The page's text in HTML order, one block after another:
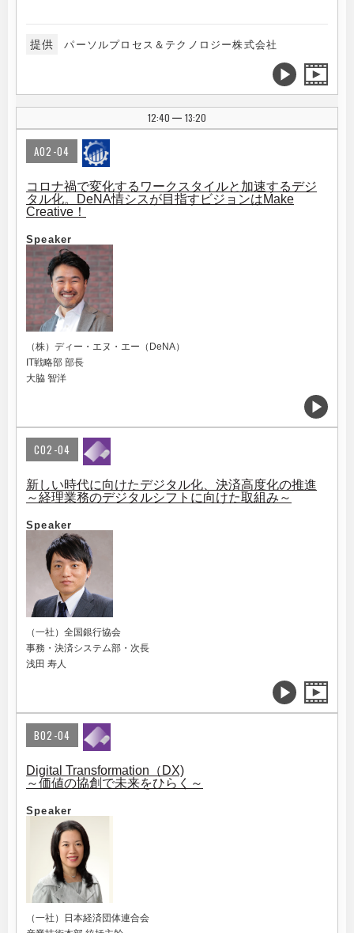
提供 パーソルプロセス＆テクノロジー株式会社
12:40 | 13:20
A02-04
コロナ禍で変化するワークスタイルと加速するデジ
タル化。DeNA情シスが目指すビジョンはMake
Creative！
Speaker
（株）ディー・エヌ・エー（DeNA）
IT戦略部 部長
大脇 智洋
C02-04
新しい時代に向けたデジタル化、決済高度化の推進
～経理業務のデジタルシフトに向けた取組み～
Speaker
（一社）全国銀行協会
事務・決済システム部・次長
浅田 寿人
B02-04
Digital Transformation（DX)
～価値の協創で未来をひらく～
Speaker
（一社）日本経済団体連合会